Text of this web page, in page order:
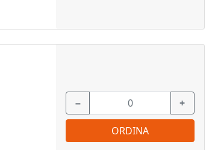
− +
ORDINA